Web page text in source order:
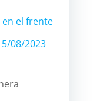
en el frente
08/2023